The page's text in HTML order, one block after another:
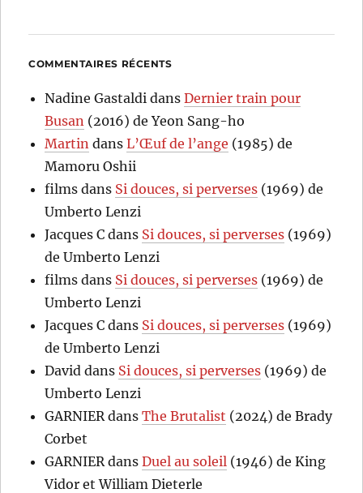
COMMENTAIRES RÉCENTS
Nadine Gastaldi dansDernier train pour
Busan (2016) de Yeon Sang-ho
Martin dansL’Œuf de l’ange (1985) de
Mamoru Oshii
films dans Si douces, si perverses (1969) de
Umberto Lenzi
Jacques C dans Si douces, si perverses (1969)
de Umberto Lenzi
films dans Si douces, si perverses (1969) de
Umberto Lenzi
Jacques C dans Si douces, si perverses (1969)
de Umberto Lenzi
David dans Si douces, si perverses (1969) de
Umberto Lenzi
GARNIER dansThe Brutalist (2024) de Brady
Corbet
GARNIER dansDuel au soleil (1946) de King
Vidor et William Dieterle